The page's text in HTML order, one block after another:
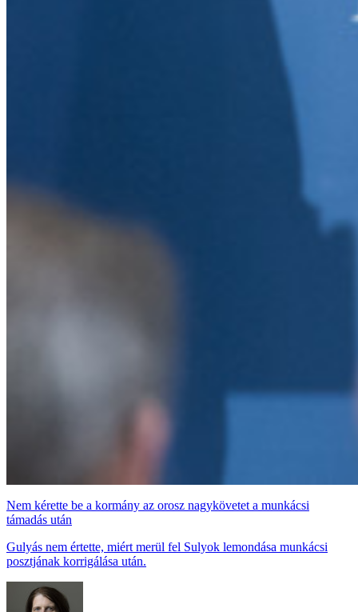
Nem kérette be a kormány az orosz nagykövetet a munkácsi
támadás után
Gulyás nem értette, miért merül fel Sulyok lemondása munkácsi
posztjának korrigálása után.